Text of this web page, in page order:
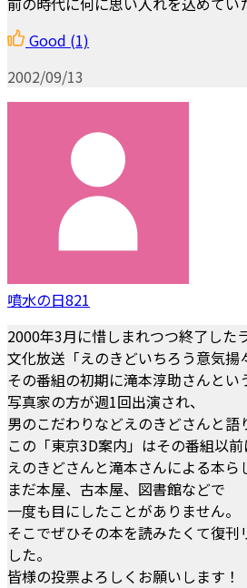
Good (1)
2002/09/13
噴水の日821
2000年3月に惜しまれつつ終了した
文化放送「えのきどいちろう意気揚
その番組の初期に滝本淳助さんとい
写真家の方が週1回出演され、
男のこだわりなどえのきどさんと語
この「東京3D案内」はその番組以
えのきどさんと滝本さんによる本ら
まだ本屋、古本屋、図書館などで
一度も目にしたことがありません。
そこでぜひその本を読みたくて復刊
した。
皆様の投票よろしくお願いします！